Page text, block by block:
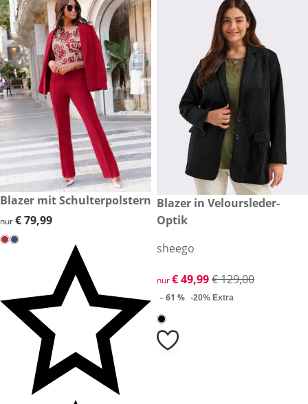
€ 79,99
Blazer mit Schulterpolstern
€ 79,99
nur€ 79,99
reduzierter Preis € 49,99,
-61 %
Blazer in Veloursleder-
Optik
sheego
reduzierter Preis € 49,99,
nur€ 49,99€ 129,00
– 61 % -20% Extra